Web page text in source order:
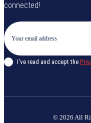
connected!
I've read and accept the
© 2026 All